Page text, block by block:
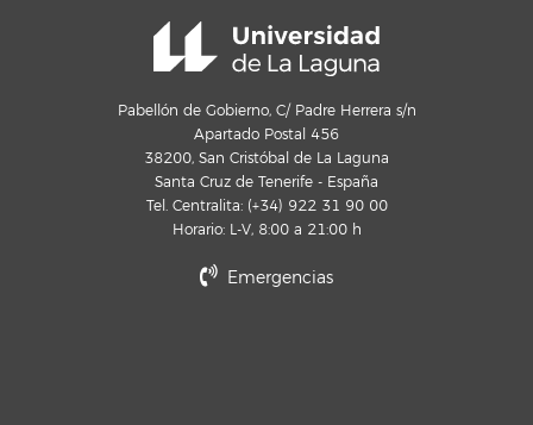
Pabellón de Gobierno, C/ Padre Herrera s/n
Apartado Postal 456
38200, San Cristóbal de La Laguna
Santa Cruz de Tenerife - España
Tel. Centralita: (+34) 922 31 90 00
Horario: L-V, 8:00 a 21:00 h
Emergencias